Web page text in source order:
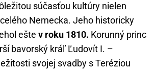
súčasťou kultúry nielen
Nemecka. Jeho historicky
ešte v roku 1810. Korunný princ
bavorský kráľ Ľudovít I. –
svojej svadby s Teréziou